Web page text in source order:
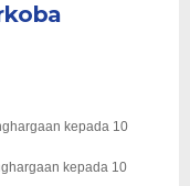
kepada 10